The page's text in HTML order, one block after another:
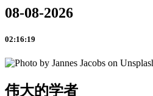
08-08-2026
02:16:19
伟大的学者